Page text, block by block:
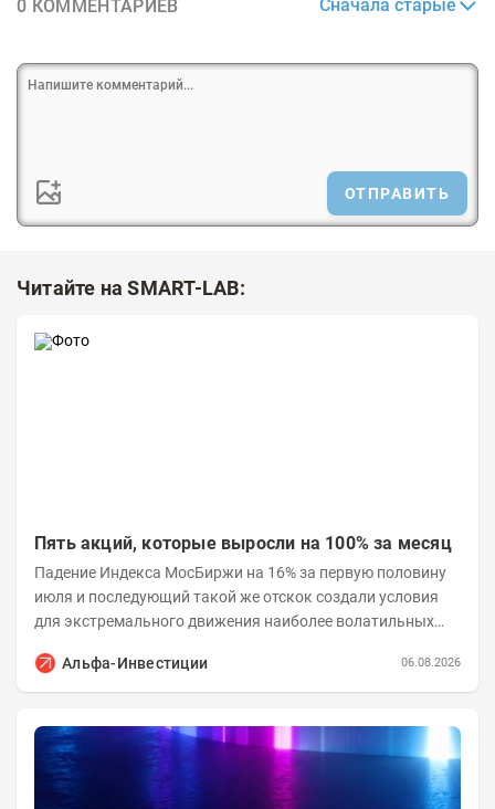
0 КОММЕНТАРИЕВ Сначала старые
ОТПРАВИТЬ
Читайте на SMART-LAB:
Пять акций, которые выросли на 100% за месяц
Падение Индекса МосБиржи на 16% за первую половину
июля и последующий такой же отскок создали условия
для экстремального движения наиболее волатильных
Альфа-Инвестиции
06.08.2026